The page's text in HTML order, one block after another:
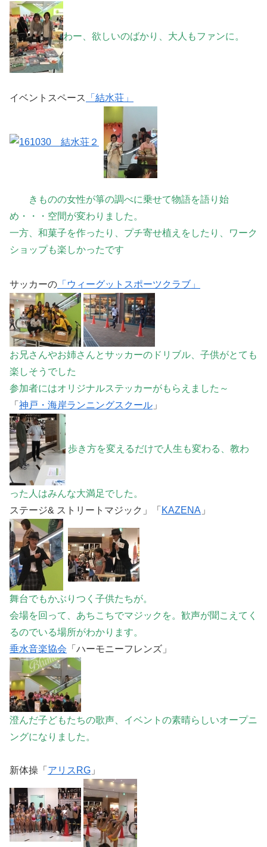
わー、欲しいのばかり、大人もファンに。
イベントスペース 「結水荘」
きものの女性が箏の調べに乗せて物語を語り始
め・・・空間が変わりました。
一方、和菓子を作ったり、プチ寄せ植えをしたり、ワーク
ショップも楽しかったです
サッカーの 「ウィーグットスポーツクラブ」
お兄さんやお姉さんとサッカーのドリブル、子供がとても
楽しそうでした
参加者にはオリジナルステッカーがもらえました～
「 神戸・海岸ランニングスクール 」
歩き方を変えるだけで人生も変わる、教わ
った人はみんな大満足でした。
ステージ& ストリートマジック」「 KAZENA 」
舞台でもかぶりつく子供たちが。
会場を回って、あちこちでマジックを。歓声が聞こえてく
るのでいる場所がわかります。
垂水音楽協会 「ハーモニーフレンズ」
澄んだ子どもたちの歌声、イベントの素晴らしいオープニ
ングになりました。
新体操「 アリスRG 」